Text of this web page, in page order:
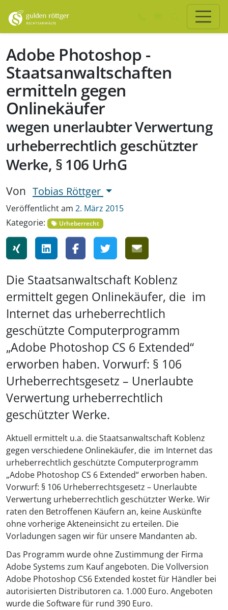
Adobe Photoshop -
Staatsanwaltschaften
ermitteln gegen
Onlinekäufer
wegen unerlaubter Verwertung
urheberrechtlich geschützter
Werke, § 106 UrhG
Von Tobias Röttger
Veröffentlicht am 2. März 2015
Kategorie:
Urheberrecht
Die Staatsanwaltschaft Koblenz
ermittelt gegen Onlinekäufer, die im
Internet das urheberrechtlich
geschützte Computerprogramm
„Adobe Photoshop CS 6 Extended“
erworben haben. Vorwurf: § 106
Urheberrechtsgesetz – Unerlaubte
Verwertung urheberrechtlich
geschützter Werke.
Aktuell ermittelt u.a. die Staatsanwaltschaft Koblenz
gegen verschiedene Onlinekäufer, die im Internet das
urheberrechtlich geschützte Computerprogramm
„Adobe Photoshop CS 6 Extended“ erworben haben.
Vorwurf: § 106 Urheberrechtsgesetz – Unerlaubte
Verwertung urheberrechtlich geschützter Werke. Wir
raten den Betroffenen Käufern an, keine Auskünfte
ohne vorherige Akteneinsicht zu erteilen. Die
Vorladungen sagen wir für unsere Mandanten ab.
Das Programm wurde ohne Zustimmung der Firma
Adobe Systems zum Kauf angeboten. Die Vollversion
Adobe Photoshop CS6 Extended kostet für Händler bei
autorisierten Distributoren ca. 1.000 Euro. Angeboten
wurde die Software für rund 390 Euro.